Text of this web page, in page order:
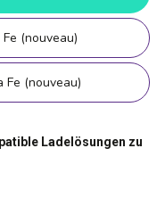
(nouveau)
Fe (nouveau)
Ladelösungen zu